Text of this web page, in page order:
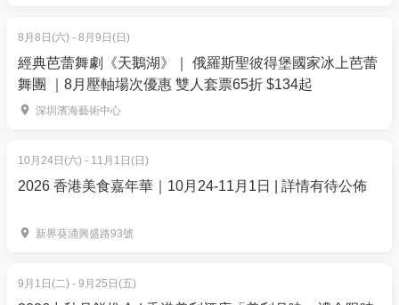
- 注意事項 -
如雷暴警告、紅雨黑雨生效，將會由主辦方主動聯絡
更改時間
如三號風球或以上（在早上8:00前懸掛）生效，將會由
一號風球或黃雨視乎颱風的路徑或雨勢情況
基於安全為由，會因應當日天氣情況會改變當日活動
8月8日(六) - 8月9日(日)
經典芭蕾舞劇《天鵝湖》｜ 俄羅斯聖彼得堡國家冰上芭蕾
舞團 ｜8月壓軸場次優惠 雙人套票65折 $134起
深圳濱海藝術中心
10月24日(六) - 11月1日(日)
2026 香港美食嘉年華｜10月24-11月1日 | 詳情有待公佈
新界葵涌興盛路93號
9月1日(二) - 9月25日(五)